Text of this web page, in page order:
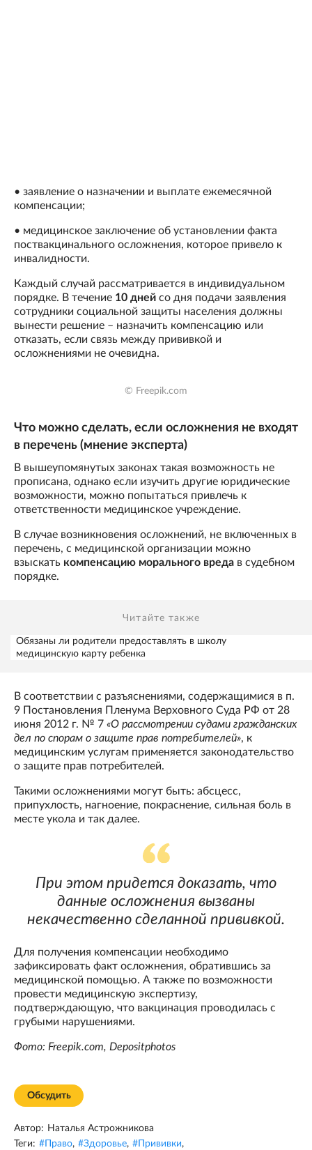
• заявление о назначении и выплате ежемесячной
компенсации;
• медицинское заключение об установлении факта
поствакцинального осложнения, которое привело к
инвалидности.
Каждый случай рассматривается в индивидуальном
порядке. В течение 10 дней со дня подачи заявления
сотрудники социальной защиты населения должны
вынести решение – назначить компенсацию или
отказать, если связь между прививкой и
осложнениями не очевидна.
© Freepik.com
Что можно сделать, если осложнения не входят
в перечень (мнение эксперта)
В вышеупомянутых законах такая возможность не
прописана, однако если изучить другие юридические
возможности, можно попытаться привлечь к
ответственности медицинское учреждение.
В случае возникновения осложнений, не включенных в
перечень, с медицинской организации можно
взыскать компенсацию морального вреда в судебном
порядке.
Читайте также
Обязаны ли родители предоставлять в школу
медицинскую карту ребенка
В соответствии с разъяснениями, содержащимися в п.
9 Постановления Пленума Верховного Суда РФ от 28
июня 2012 г. № 7 «О рассмотрении судами гражданских
дел по спорам о защите прав потребителей», к
медицинским услугам применяется законодательство
о защите прав потребителей.
Такими осложнениями могут быть: абсцесс,
припухлость, нагноение, покраснение, сильная боль в
месте укола и так далее.
При этом придется доказать, что
данные осложнения вызваны
некачественно сделанной прививкой.
Для получения компенсации необходимо
зафиксировать факт осложнения, обратившись за
медицинской помощью. А также по возможности
провести медицинскую экспертизу,
подтверждающую, что вакцинация проводилась с
грубыми нарушениями.
Фото: Freepik.com, Depositphotos
Обсудить
Автор: Наталья Астрожникова
Теги: # Право, #Здоровье, # Прививки,